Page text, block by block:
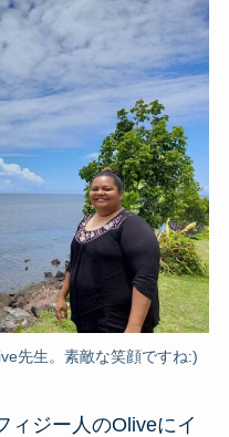
先生。素敵な笑顔ですね:)
ィジー人のOliveにイ